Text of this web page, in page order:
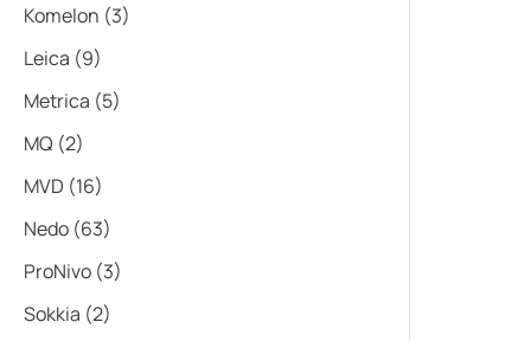
Komelon (3)
Leica (9)
Metrica (5)
MQ (2)
MVD (16)
Nedo (63)
ProNivo (3)
Sokkia (2)